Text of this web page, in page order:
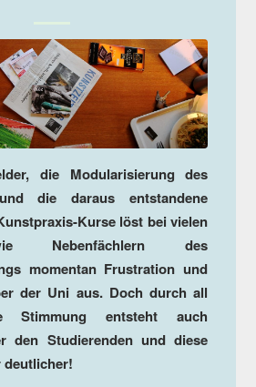
die Modularisierung des
die daraus entstandene
Kurse löst bei vielen
Nebenfächlern des
momentan Frustration und
der Uni aus. Doch durch all
Stimmung entsteht auch
den Studierenden und diese
deutlicher!